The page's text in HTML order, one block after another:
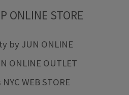
ONLINE STORE
by JUN ONLINE
ONLINE OUTLET
WEB STORE